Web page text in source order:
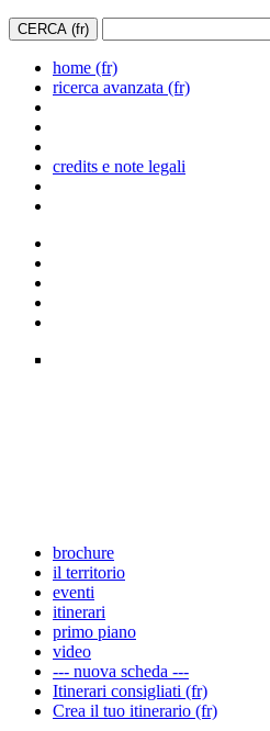
home (fr)
ricerca avanzata (fr)
credits e note legali
brochure
il territorio
eventi
itinerari
primo piano
video
--- nuova scheda ---
Itinerari consigliati (fr)
Crea il tuo itinerario (fr)